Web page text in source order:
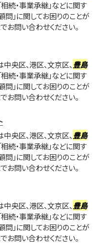
相続・事業承継」などに関す
問」に関してお困りのことが
お問い合わせください。
央区、港区、文京区、 豊島
相続・事業承継」などに関す
問」に関してお困りのことが
お問い合わせください。
央区、港区、文京区、 豊島
相続・事業承継」などに関す
問」に関してお困りのことが
お問い合わせください。
央区、港区、文京区、 豊島
相続・事業承継」などに関す
問」に関してお困りのことが
お問い合わせください。